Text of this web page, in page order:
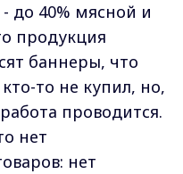
до 40% мясной и
продукция
баннеры, что
то не купил, но,
проводится.
нет
нет